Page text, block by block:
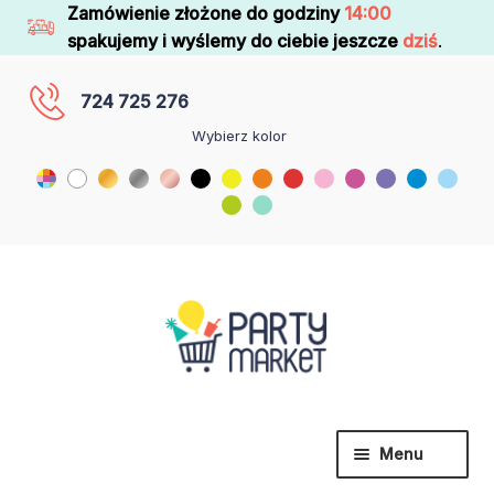
Zamówienie złożone do godziny 14:00
spakujemy i wyślemy do ciebie jeszcze dziś.
724 725 276
Wybierz kolor
Menu